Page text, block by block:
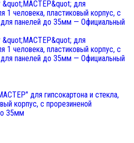
для гипсокартона и стекла,
корпус, с прорезиненой
35мм